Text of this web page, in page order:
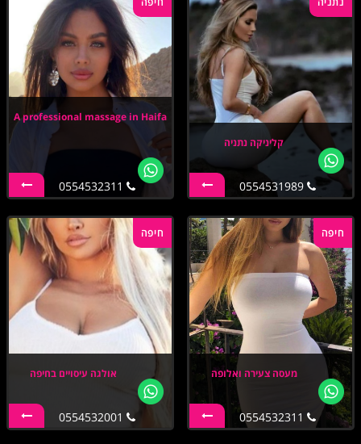
קליניקה נתניה
0554531989
A professional massage in Haifa
חיפה
מעסה צעירה ואלופה
חיפה
אולגה עיסויים בחיפה